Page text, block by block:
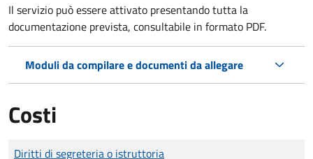
Il servizio può essere attivato presentando tutta la
documentazione prevista, consultabile in formato PDF.
Moduli da compilare e documenti da allegare
Costi
Tipo di pagamento
Importo
Diritti di segreteria o istruttoria